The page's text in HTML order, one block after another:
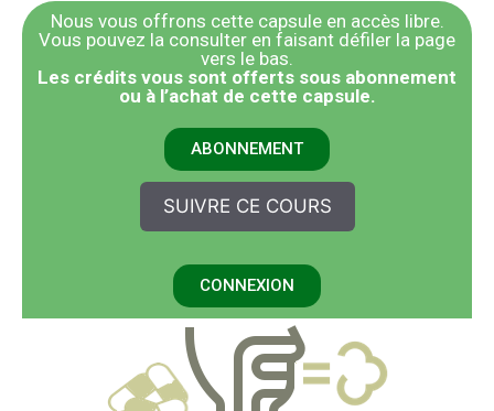
Nous vous offrons cette capsule en accès libre.
Vous pouvez la consulter en faisant défiler la page
vers le bas.
​Les crédits vous sont offerts sous abonnement
ou à l’achat de cette capsule.
ABONNEMENT
SUIVRE CE COURS
CONNEXION